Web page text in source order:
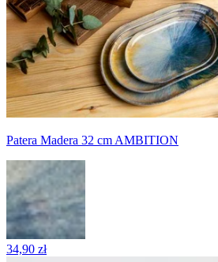
Patera Madera 32 cm AMBITION
34,90 zł